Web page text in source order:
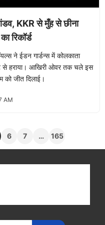
KKR से मुँह से छीना
रिकॉर्ड
ने ईडन गार्डन्स में कोलकाता
से हराया। आखिरी ओवर तक चले इस
जीत दिलाई।
AM
6 7 … 165